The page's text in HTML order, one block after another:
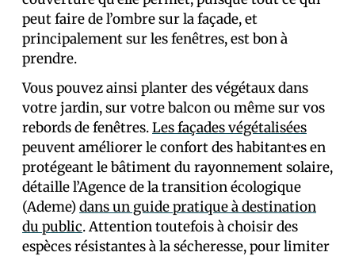
peut faire de l’ombre sur la façade, et
principalement sur les fenêtres, est bon à
prendre.
Vous pouvez ainsi planter des végétaux dans
votre jardin, sur votre balcon ou même sur vos
rebords de fenêtres.Les façades végétalisées
peuvent améliorer le confort des habitant·es en
protégeant le bâtiment du rayonnement solaire,
détaille l’Agence de la transition écologique
(Ademe)dans un guide pratique à destination
du public. Attention toutefois à choisir des
espèces résistantes à la sécheresse, pour limiter